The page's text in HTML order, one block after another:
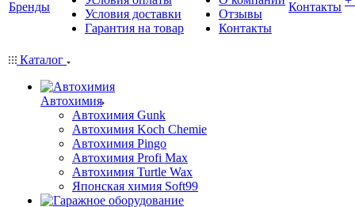
Бренды
Условия доставки
Гарантия на товар
Отзывы
Контакты
Контакты
Каталог
Автохимия
Автохимия Gunk
Автохимия Koch Chemie
Автохимия Pingo
Автохимия Profi Max
Автохимия Turtle Wax
Японская химия Soft99